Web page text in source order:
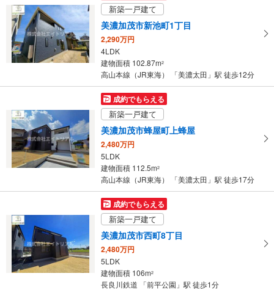
新築一戸建て
美濃加茂市新池町1丁目
2,290万円
4LDK
建物面積 102.87m2
高山本線（JR東海） 「美濃太田」駅 徒歩12分
成約でもらえる
新築一戸建て
美濃加茂市蜂屋町上蜂屋
2,480万円
5LDK
建物面積 112.5m2
高山本線（JR東海） 「美濃太田」駅 徒歩17分
成約でもらえる
新築一戸建て
美濃加茂市西町8丁目
2,480万円
5LDK
建物面積 106m2
長良川鉄道 「前平公園」駅 徒歩1分